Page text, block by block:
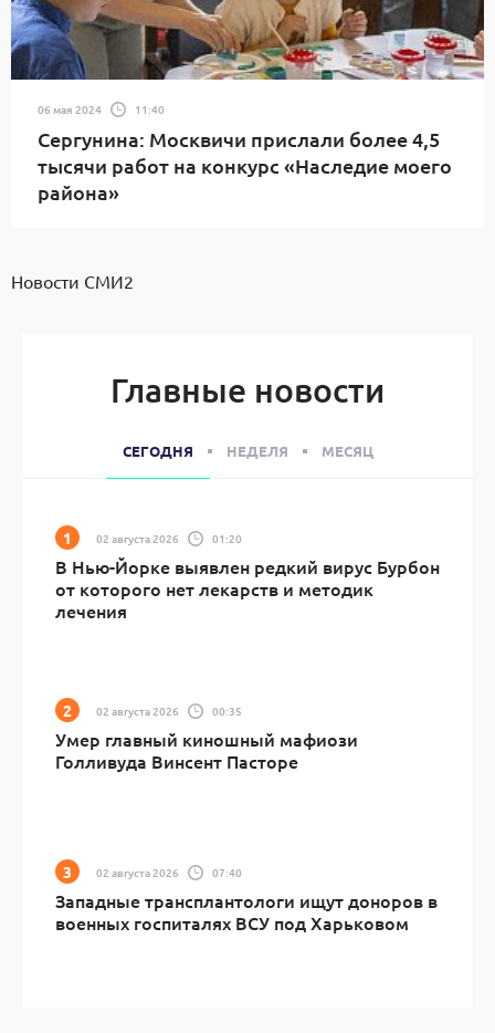
06 мая 2024 11:40
Сергунина: Москвичи прислали более 4,5
тысячи работ на конкурс «Наследие моего
района»
Новости СМИ2
Главные новости
СЕГОДНЯ НЕДЕЛЯ МЕСЯЦ
02 августа 2026 01:20
В Нью-Йорке выявлен редкий вирус Бурбон
от которого нет лекарств и методик
лечения
02 августа 2026 00:35
Умер главный киношный мафиози
Голливуда Винсент Пасторе
02 августа 2026 07:40
Западные трансплантологи ищут доноров в
военных госпиталях ВСУ под Харьковом